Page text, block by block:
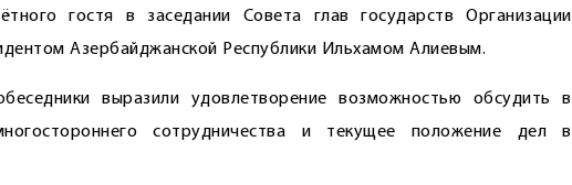
гостя в заседании Совета глав государств Организации
Азербайджанской Республики Ильхамом Алиевым.
выразили удовлетворение возможностью обсудить в
сотрудничества и текущее положение дел в